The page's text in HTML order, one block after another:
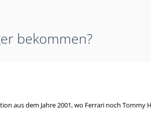
bekommen?
aus dem Jahre 2001, wo Ferrari noch Tommy